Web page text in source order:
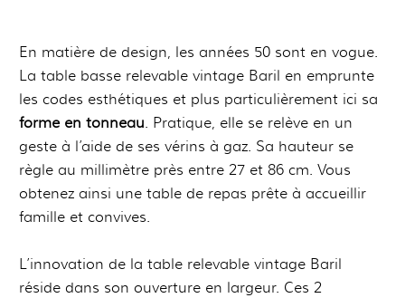
En matière de design, les années 50 sont en vogue.
La table basse relevable vintage Baril en emprunte
les codes esthétiques et plus particulièrement ici sa
forme en tonneau. Pratique, elle se relève en un
geste à l’aide de ses vérins à gaz. Sa hauteur se
règle au millimètre près entre 27 et 86 cm. Vous
obtenez ainsi une table de repas prête à accueillir
famille et convives.
L’innovation de la table relevable vintage Baril
réside dans son ouverture en largeur. Ces 2